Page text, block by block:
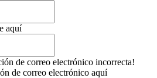
aquí
de correo electrónico incorrecta!
de correo electrónico aquí